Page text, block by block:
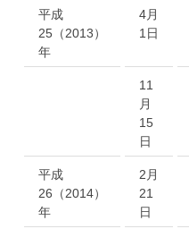
平成
25（2013）
年
4月
1日
11
月
15
日
平成
26（2014）
年
2月
21
日